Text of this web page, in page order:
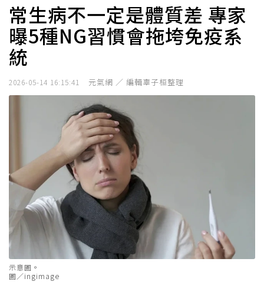
常生病不一定是體質差 專家
曝5種NG習慣會拖垮免疫系
統
2026-05-14 16:15:41 元氣網 ／ 編輯辜子桓整理
示意圖。
圖／ingimage